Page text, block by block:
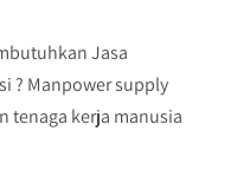
Jasa
? Manpower supply
tenaga kerja manusia